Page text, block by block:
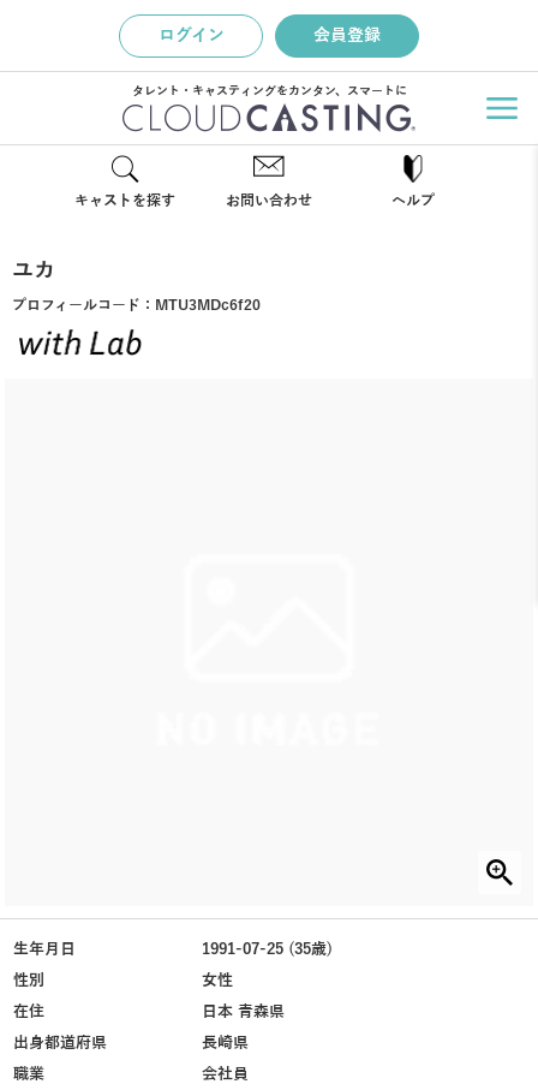
ログイン 会員登録
タレント・キャスティングをカンタン、スマートに
キャストを探す お問い合わせ ヘルプ
ユカ
プロフィールコード： MTU3MDc6f20
生年月日
1991-07-25 (35歳)
性別
女性
在住
日本 青森県
出身都道府県
長崎県
職業
会社員